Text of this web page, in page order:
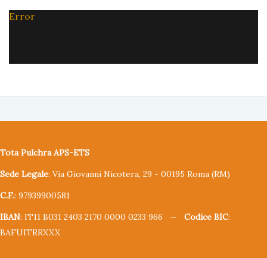
Error
Tota Pulchra APS-ETS
Sede Legale: Via Giovanni Nicotera, 29 - 00195 Roma (RM)
C.F.: 97939900581
IBAN: IT11 B031 2403 2170 0000 0233 966 — Codice BIC:
BAFUITRRXXX